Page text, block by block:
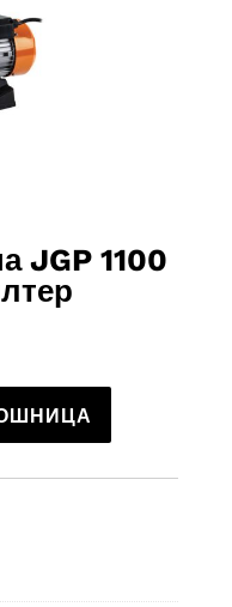
JGP 1100